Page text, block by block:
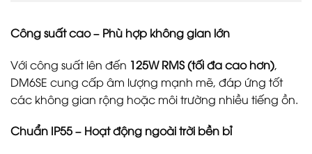
Công suất cao – Phù hợp không gian lớn
Với công suất lên đến 125W RMS (tối đa cao hơn),
DM6SE cung cấp âm lượng mạnh mẽ, đáp ứng tốt
các không gian rộng hoặc môi trường nhiều tiếng ồn.
Chuẩn IP55 – Hoạt động ngoài trời bền bỉ